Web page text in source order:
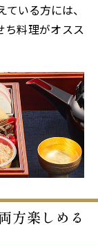
いる方には、
ち料理がオスス
方楽しめる